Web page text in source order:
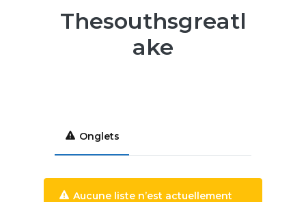
Thesouthsgreatl
ake
Onglets
Aucune liste n’est actuellement